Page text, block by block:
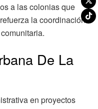
a las colonias que
la coordinación
De La
en proyectos